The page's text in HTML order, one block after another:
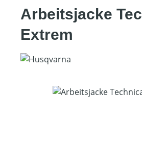
Arbeitsjacke
Extrem
Bildergalerie überspringen